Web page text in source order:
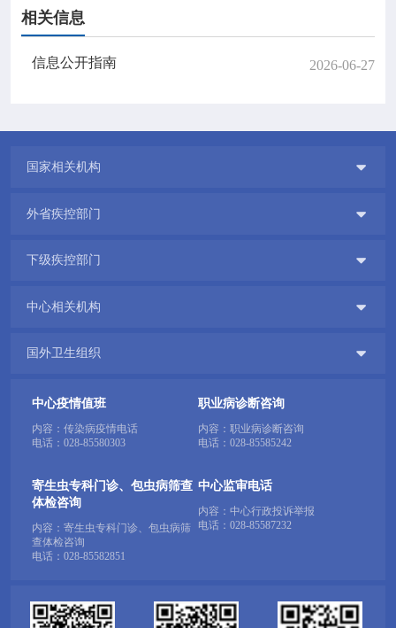
相关信息
信息公开指南 2026-06-27
国家相关机构 
外省疾控部门 
下级疾控部门 
中心相关机构 
国外卫生组织 
中心疫情值班
内容：传染病疫情电话
电话： 028-85580303
职业病诊断咨询
内容：职业病诊断咨询
电话： 028-85585242
寄生虫专科门诊、包虫病筛查
体检咨询
内容：寄生虫专科门诊、包虫病筛
查体检咨询
电话： 028-85582851
中心监审电话
内容：中心行政投诉举报
电话： 028-85587232